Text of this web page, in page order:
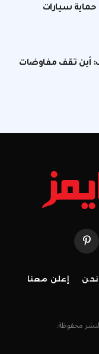
سيارات
أين تقف مفاوضات
بينتيريست
إعلن معنا